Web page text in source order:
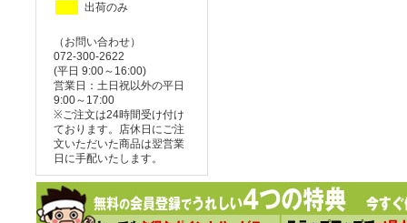
出荷のみ
（お問い合わせ）
072-300-2622
(平日 9:00～16:00)
営業日：土日祝以外の平日
9:00～17:00
※ご注文は24時間受け付け
ております。店休日にご注
文いただいた商品は翌営業
日に手配いたします。